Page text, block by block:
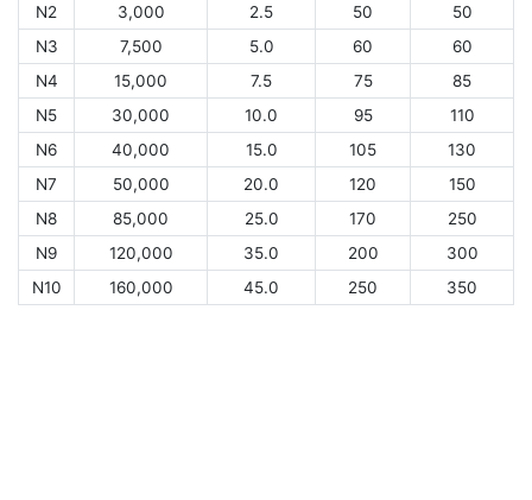
N2
3,000 2.5 50
50
N3
7,500 5.0 60
60
N4
15,000 7.5 75
85
N5
30,000 10.0 95
110
N6
40,000 15.0 105
130
N7
50,000 20.0 120
150
N8
85,000 25.0 170
250
N9
120,000 35.0 200
300
N10
160,000 45.0 250 350